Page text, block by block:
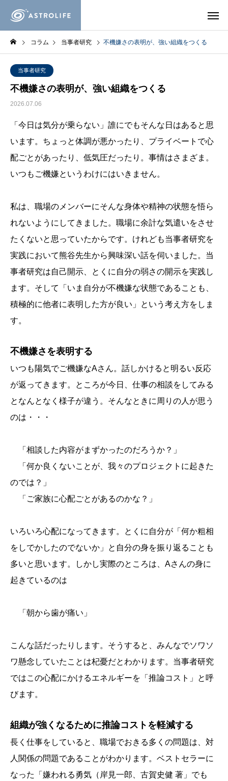
コラム 当事者研究 不機嫌さの表明が、強い組織をつくる
当事者研究
不機嫌さの表明が、強い組織をつくる
2026.07.06
「今日は気分が乗らない」誰にでもそんな日はあると思
います。ちょっと体調が悪かったり、プライベートで心
配ごとがあったり、低気圧だったり。事情はさまざま。
いつもご機嫌というわけにはいきません。
私は、職場のメンバーにそんな身体や精神の状態を悟ら
れないようにしてきました。職場に余計な気遣いをさせ
たくないと思っていたからです。けれども当事者研究を
実践において熊谷先生から興味深い話を伺いました。当
事者研究は自己開示、とくに自分の弱さの開示を実践し
ます。そして「いま自分が不機嫌な状態であることも、
積極的に他者に表明した方が良い」という考え方をしま
す。
不機嫌さを表明する
いつも陽気でご機嫌なAさん。話しかけると明るい反応
が返ってきます。ところが今日、仕事の相談をしてみる
となんとなく様子が違う。そんなときに周りの人が思う
のは・・・
「相談した内容がまずかったのだろうか？」
「何か良くないことが、我々のプロジェクトに起きた
のでは？」
「ご家族に心配ごとがあるのかな？」
いろいろ心配になってきます。とくに自分が「何か粗相
をしでかしたのでないか」と自分の身を振り返ることも
多いと思います。しかし実際のところは、Aさんの身に
起きているのは
「朝から歯が痛い」
こんな話だったりします。そうすると、みんなでソワソ
ワ懸念していたことは杞憂だとわかります。当事者研究
ではこの心配にかけるエネルギーを「推論コスト」と呼
びます。
組織が強くなるために推論コストを軽減する
長く仕事をしていると、職場でおきる多くの問題は、対
人関係の問題であることがわかります。ベストセラーに
なった「嫌われる勇気（岸見一郎、古賀史健 著」でも